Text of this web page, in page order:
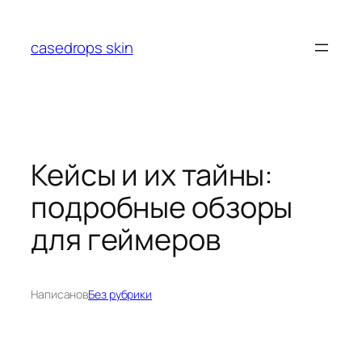
содержимому
casedrops skin
Кейсы и их тайны:
подробные обзоры
для геймеров
НаписановБез рубрики